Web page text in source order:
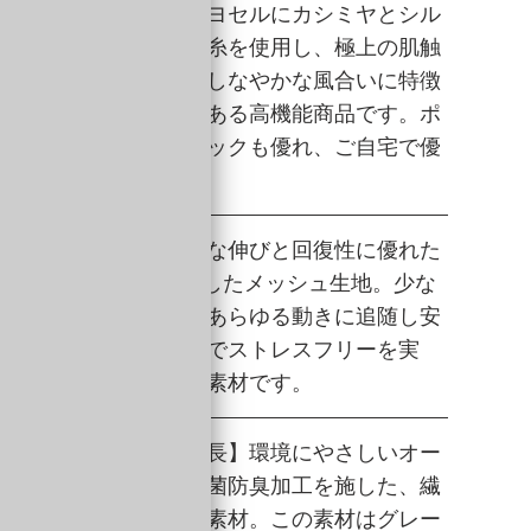
ヤシルクの特長】リヨセルにカシミヤとシル
ジナルブレンドした⽷を使⽤し、極上の肌触
。光沢感、⾼級感、しなやかな⾵合いに特徴
保温性、吸放湿性のある⾼機能商品です。ポ
ン混のためキックバックも優れ、ご自宅で優
ュの特長】しなやかな伸びと回復性に優れた
タン“ロイカ”を使⽤したメッシュ生地。少な
横⾃在に伸び、体のあらゆる動きに追随し安
圧をキープすることでストレスフリーを実
性にも優れた⾼機能素材です。
ニックコットンの特長】環境にやさしいオー
コットンの天竺に抗菌防臭加⼯を施した、繊
のある肌触りが良い素材。この素材はグレー